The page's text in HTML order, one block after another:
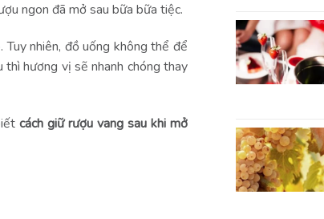
ngon đã mở sau bữa bữa tiệc.
nhiên, đồ uống không thể để
hương vị sẽ nhanh chóng thay
cách giữ rượu vang sau khi mở